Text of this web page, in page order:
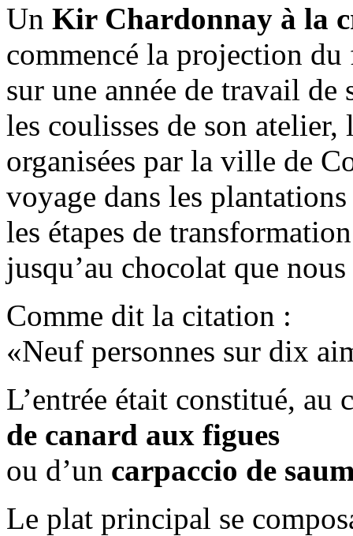
Un Kir Chardonnay à la
commencé la projection
sur une année de travail
les coulisses de son
organisées par la ville de
voyage dans les
les étapes de
jusqu’au chocolat que
Comme dit la citation :
Neuf personnes sur dix
L’entrée était constitué, au
de canard aux figues
ou d’un carpaccio de
Le plat principal se